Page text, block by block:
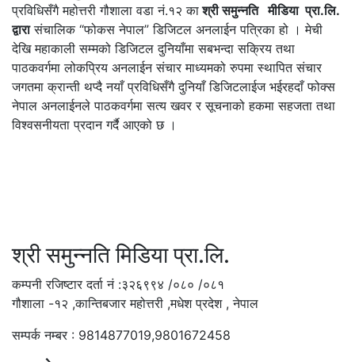
प्रविधिसँगै महोत्तरी गौशाला वडा नं.१२ काश्री समुन्नति मीडिया प्रा.लि.
द्वारासंचालिक “फोकस नेपाल” डिजिटल अनलाईन पत्रिका हो । मेची
देखि महाकाली सम्मको डिजिटल दुनियाँमा सबभन्दा सक्रिय तथा
पाठकवर्गमा लोकप्रिय अनलाईन संचार माध्यमको रुपमा स्थापित संचार
जगतमा क्रान्ती थप्दै नयाँ प्रविधिसँगै दुनियाँ डिजिटलाईज भईरहदाँ फोक्स
नेपाल अनलाईनले पाठकवर्गमा सत्य खवर र सूचनाको हकमा सहजता तथा
विश्वसनीयता प्रदान गर्दै आएको छ ।
श्री समुन्नति मिडिया प्रा.लि.
कम्पनी रजिष्टार दर्ता नं :३२६९९४ /०८० /०८१
गौशाला -१२ ,कान्तिबजार महोत्तरी ,मधेश प्रदेश , नेपाल
सम्पर्क नम्बर : 9814877019,9801672458